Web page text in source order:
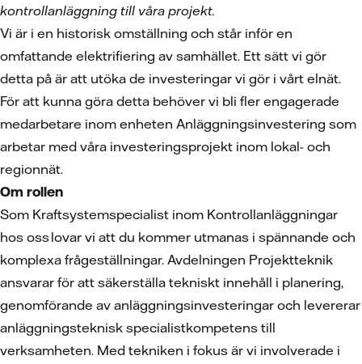
kontrollanläggning till våra projekt.
Vi är i en historisk omställning och står inför en
omfattande elektrifiering av samhället. Ett sätt vi gör
detta på är att utöka de investeringar vi gör i vårt elnät.
För att kunna göra detta behöver vi bli fler engagerade
medarbetare inom enheten Anläggningsinvestering som
arbetar med våra investeringsprojekt inom lokal- och
regionnät.
Om rollen
Som Kraftsystemspecialist inom Kontrollanläggningar
hos oss lovar vi att du kommer utmanas i spännande och
komplexa frågeställningar. Avdelningen Projektteknik
ansvarar för att säkerställa tekniskt innehåll i planering,
genomförande av anläggningsinvesteringar och levererar
anläggningsteknisk specialistkompetens till
verksamheten. Med tekniken i fokus är vi involverade i